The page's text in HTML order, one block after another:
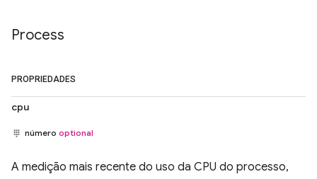
Process
PROPRIEDADES
cpu
número optional
A medição mais recente do uso da CPU do processo,